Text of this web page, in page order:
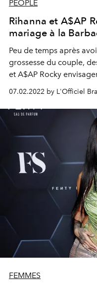
PEOPLE
Rihanna et A$AP
mariage à la
Peu de temps après
grossesse du couple,
et A$AP Rocky
07.02.2022 by L'Officiel
FEMMES